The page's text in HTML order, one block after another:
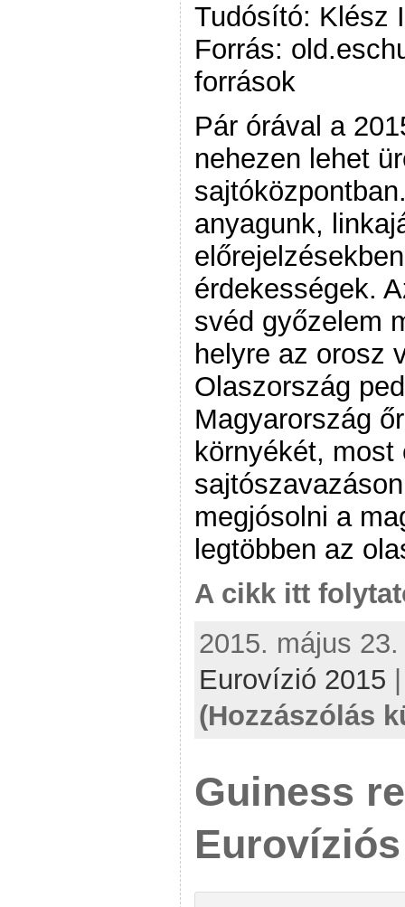
Tudósító: Klész
Forrás:
források
Pár órával a
nehezen lehet
anyagunk,
érdekességek.
svéd győzelem
helyre az orosz
Olaszország
Magyarország
környékét, most
megjósolni a
legtöbben az
A cikk itt
2015. május
Eurovízió 2015
(Hozzászólás
Guiness